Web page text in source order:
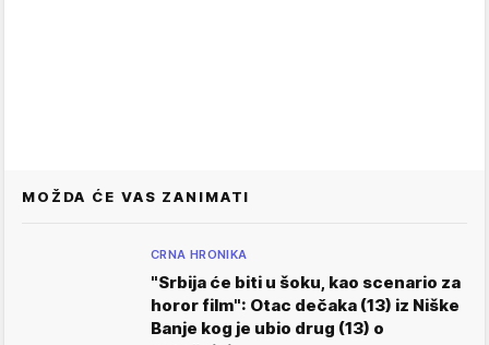
MOŽDA ĆE VAS ZANIMATI
CRNA HRONIKA
"Srbija će biti u šoku, kao scenario za
horor film": Otac dečaka (13) iz Niške
Banje kog je ubio drug (13) o